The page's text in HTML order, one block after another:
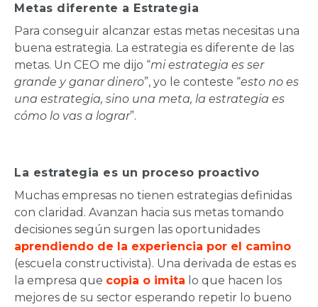
Metas diferente a Estrategia
Para conseguir alcanzar estas metas necesitas una
buena estrategia. La estrategia es diferente de las
metas. Un CEO me dijo “mi estrategia es ser
grande y ganar dinero”, yo le conteste “esto no es
una estrategia, sino una meta, la estrategia es
cómo lo vas a lograr”.
La estrategia es un proceso proactivo
Muchas empresas no tienen estrategias definidas
con claridad. Avanzan hacia sus metas tomando
decisiones según surgen las oportunidades
aprendiendo de la experiencia por el camino
(escuela constructivista). Una derivada de estas es
la empresa que copia o imita lo que hacen los
mejores de su sector esperando repetir lo bueno